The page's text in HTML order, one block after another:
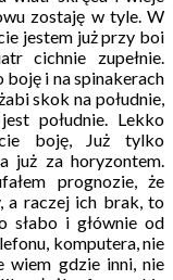
zostaję w tyle. W
jestem już przy boi
cichnie zupełnie.
boję i na spinakerach
skok na południe,
południe. Lekko
boję, Już tylko
już za horyzontem.
prognozie, że
a raczej ich brak, to
słabo i głównie od
komputera, nie
wiem gdzie inni, nie